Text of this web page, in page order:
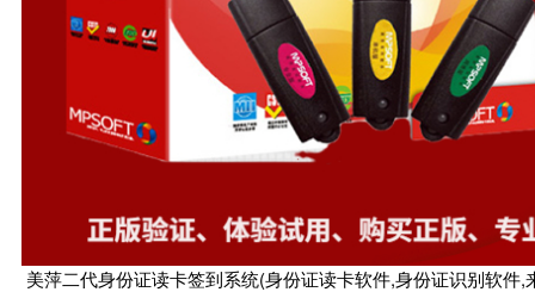
美萍二代身份证读卡签到系统(身份证读卡软件,身份证识别软件